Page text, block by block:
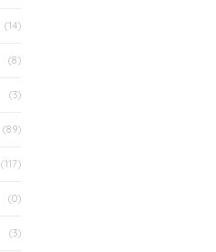
(14)
(8)
(3)
(89)
(117)
(0)
(3)